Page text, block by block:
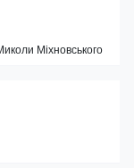
Міхновського